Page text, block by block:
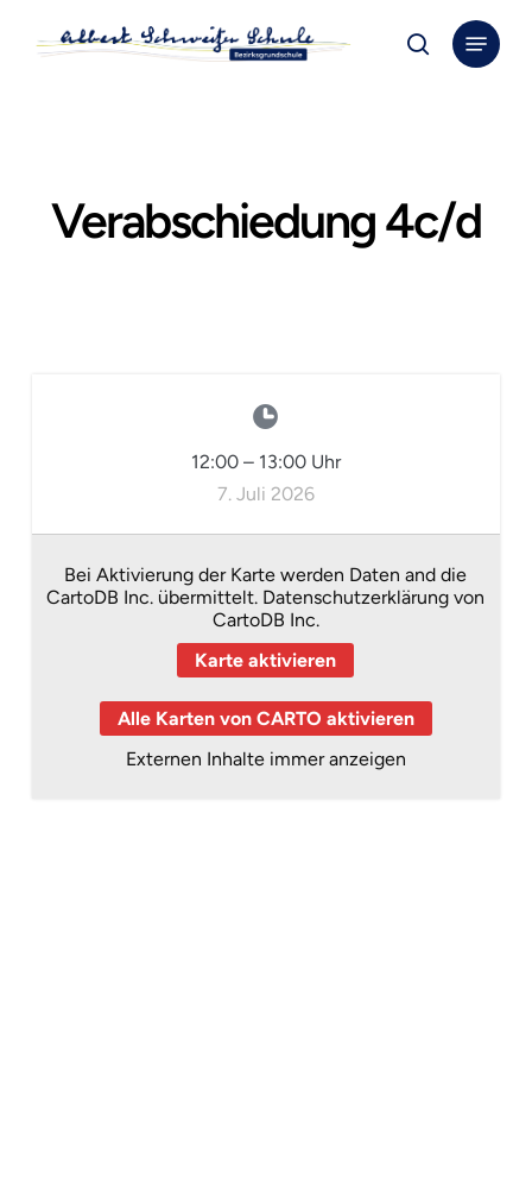
search
Menu
Verabschiedung 4c/d
12:00– 13:00Uhr
7. Juli 2026
Bei Aktivierung der Karte werden Daten and die
CartoDB Inc. übermittelt. Datenschutzerklärung von
CartoDB Inc.
Karte aktivieren
Alle Karten von CARTO aktivieren
Externen Inhalte immer anzeigen
Close